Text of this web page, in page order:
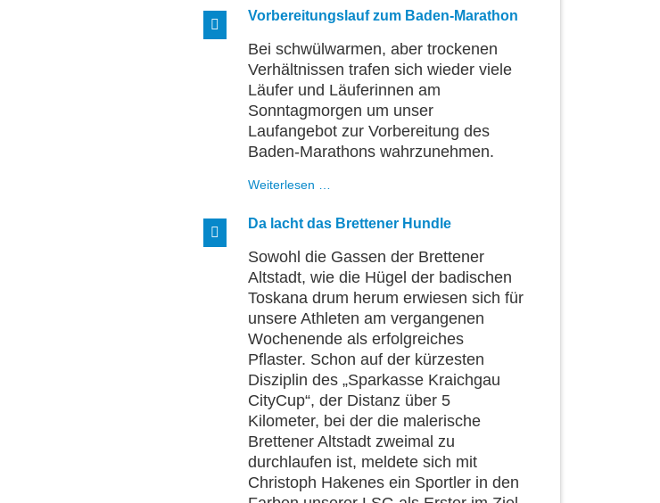
den
Wettersbacher
Funkturmlauf
Vorbereitungslauf zum Baden-Marathon
Bei schwülwarmen, aber trockenen
Verhältnissen trafen sich wieder viele
Läufer und Läuferinnen am
Sonntagmorgen um unser
Laufangebot zur Vorbereitung des
Baden-Marathons wahrzunehmen.
Weiterlesen …
Baden-
Marathon
Da lacht das Brettener Hundle
Sowohl die Gassen der Brettener
Altstadt, wie die Hügel der badischen
Toskana drum herum erwiesen sich für
unsere Athleten am vergangenen
Wochenende als erfolgreiches
Pflaster. Schon auf der kürzesten
Disziplin des „Sparkasse Kraichgau
CityCup“, der Distanz über 5
Kilometer, bei der die malerische
Brettener Altstadt zweimal zu
durchlaufen ist, meldete sich mit
Christoph Hakenes ein Sportler in den